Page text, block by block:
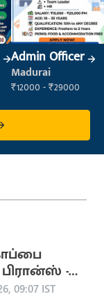
Admin Officer
Madurai
₹12000 - ₹29000
பிரான்ஸ் -
அணிகள்
09:07 IST